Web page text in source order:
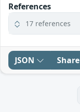
References
17 references
JSON Share